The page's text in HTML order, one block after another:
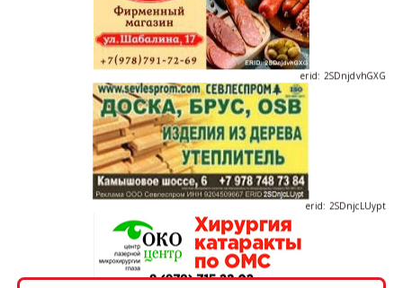
erid: 2SDnjdvhGXG